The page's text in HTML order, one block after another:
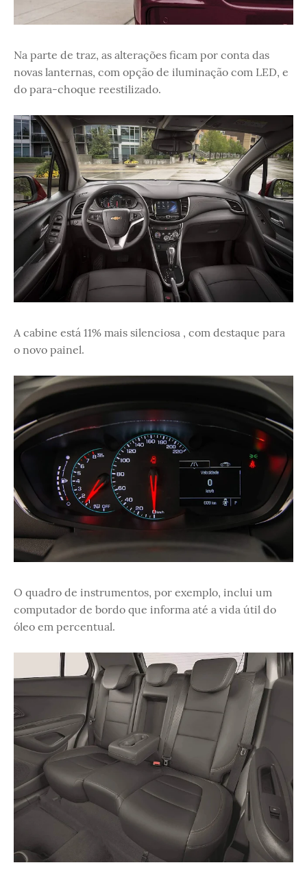
Na parte de traz, as alterações ficam por conta das
novas lanternas, com opção de iluminação com LED, e
do para-choque reestilizado.
A cabine está 11% mais silenciosa , com destaque para
o novo painel.
O quadro de instrumentos, por exemplo, inclui um
computador de bordo que informa até a vida útil do
óleo em percentual.